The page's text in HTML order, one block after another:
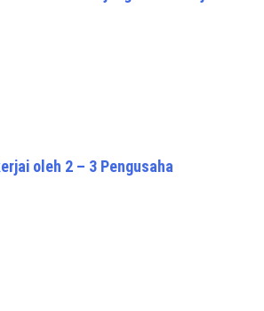
oleh 2 – 3 Pengusaha